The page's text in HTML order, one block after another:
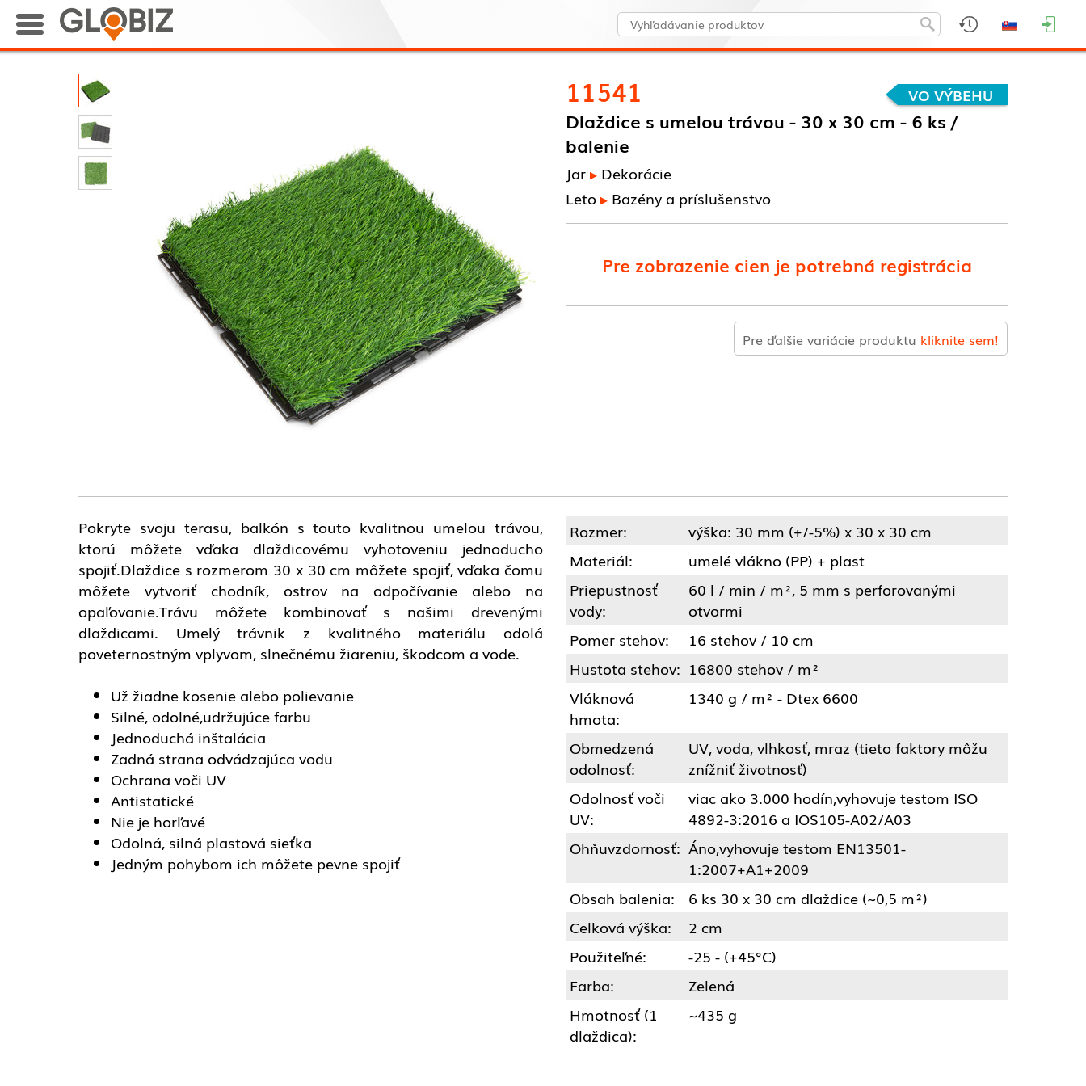
11541 VO VÝBEHU
Dlaždice s umelou trávou - 30 x 30 cm - 6 ks /
balenie
Jar
Dekorácie
Leto
Bazény a príslušenstvo
Pre zobrazenie cien je potrebná registrácia
Pre ďalšie variácie produktu kliknite sem!
Pokryte svoju terasu, balkón s touto kvalitnou umelou trávou,
ktorú môžete vďaka dlaždicovému vyhotoveniu jednoducho
spojiť.Dlaždice s rozmerom 30 x 30 cm môžete spojiť, vďaka čomu
môžete vytvoriť chodník, ostrov na odpočívanie alebo na
opaľovanie.Trávu môžete kombinovať s našimi drevenými
dlaždicami. Umelý trávnik z kvalitného materiálu odolá
poveternostným vplyvom, slnečnému žiareniu, škodcom a vode.
Už žiadne kosenie alebo polievanie
Silné, odolné,udržujúce farbu
Jednoduchá inštalácia
Zadná strana odvádzajúca vodu
Ochrana voči UV
Antistatické
Nie je horľavé
Odolná, silná plastová sieťka
Jedným pohybom ich môžete pevne spojiť
Rozmer:
výška: 30 mm (+/-5%) x 30 x 30 cm
Materiál:
umelé vlákno (PP) + plast
Priepustnosť
vody:
60 l / min / m², 5 mm s perforovanými
otvormi
Pomer stehov:
16 stehov / 10 cm
Hustota stehov: 16800 stehov / m²
Vláknová
hmota:
1340 g / m² - Dtex 6600
Obmedzená
odolnosť:
UV, voda, vlhkosť, mraz (tieto faktory môžu
znížniť životnosť)
Odolnosť voči
UV:
viac ako 3.000 hodín,vyhovuje testom ISO
4892-3:2016 a IOS105-A02/A03
Ohňuvzdornosť: Áno,vyhovuje testom EN13501-
1:2007+A1+2009
Obsah balenia:
6 ks 30 x 30 cm dlaždice (~0,5 m²)
Celková výška:
2 cm
Použiteľné:
-25 - (+45°C)
Farba:
Zelená
Hmotnosť (1
dlaždica):
~435 g